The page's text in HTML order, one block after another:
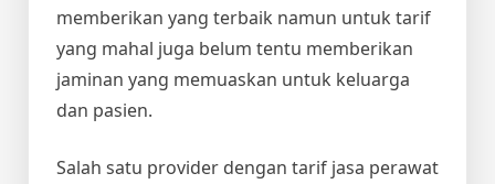
memberikan yang terbaik namun untuk tarif
yang mahal juga belum tentu memberikan
jaminan yang memuaskan untuk keluarga
dan pasien.
Salah satu provider dengan tarif jasa perawat